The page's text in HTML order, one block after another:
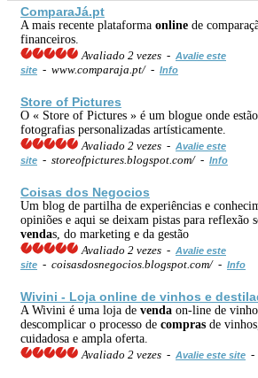
ComparaJá.pt
A mais recente plataforma online de
financeiros.
Avaliado 2 vezes - Avalie este
site - www.comparaja.pt/ - Info
Store of Pictures
O « Store of Pictures » é um blogue onde
fotografias personalizadas artísticamente.
Avaliado 2 vezes - Avalie este
site - storeofpictures.blogspot.com/ - Info
Coisas dos Negocios
Um blog de partilha de experiências e
opiniões e aqui se deixam pistas para reflexão
vendas, do marketing e da gestão
Avaliado 2 vezes - Avalie este
site - coisasdosnegocios.blogspot.com/ - Info
Wivini - Loja online de vinhos e
A Wivini é uma loja de venda on-line de
descomplicar o processo de compras de
cuidadosa e ampla oferta.
Avaliado 2 vezes - Avalie este site -